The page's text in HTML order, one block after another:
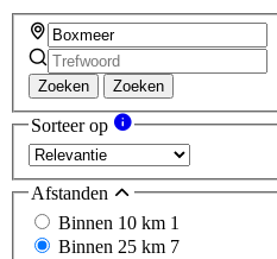
Zoeken Zoeken
Sorteer op
Afstanden
Binnen 10 km 1
Binnen 25 km 7